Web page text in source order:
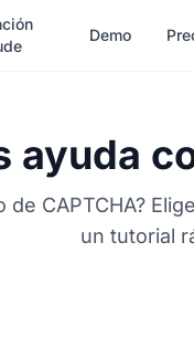
Demo
ayuda
de CAPTCHA?
un tutorial